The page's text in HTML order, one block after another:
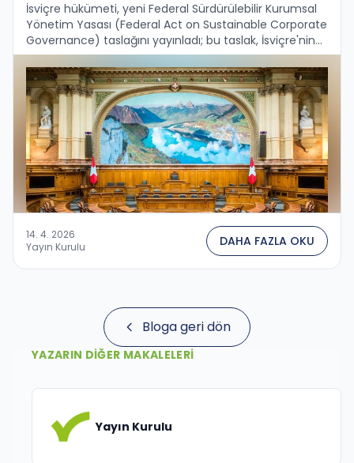
İsviçre hükümeti, yeni Federal Sürdürülebilir Kurumsal
Yönetim Yasası (Federal Act on Sustainable Corporate
Governance) taslağını yayınladı; bu taslak, İsviçre'nin
finans dışı raporlama ve durum tespiti kurallarını
Avrupa'nın CSRD ve CSDDD …
14. 4. 2026
Yayın Kurulu
DAHA FAZLA OKU
Bloga geri dön
YAZARIN DIĞER MAKALELERI
Yayın Kurulu